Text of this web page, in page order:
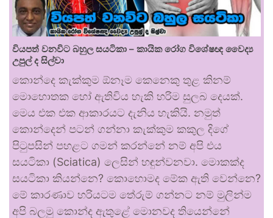
වියපත් වනවිට බහුල සයටිකා – කායික රෝග විශේෂඥ වෛද්‍ය
උපුල් ද සිල්වා
කොන්දෙ කැක්කුම ඕනෑම කෙනෙකු තුළ කිනම්
මොහොතක හෝ ඇතිවිය හැකි හරිම සුලබ දෙයක්.
මෙය එක එක ආකාරයට දැනිය හැකියි. නමුත්
කොන්දෙන් පටන් ගන්නා කැක්කුම කකුල දිගේ
පිටුපසින් පහළට ගමන් කරන්නේ නම් අපි එය
සයටිකා (Sciatica) ලෙසින් හඳුන්වනවා. මොකක්ද
සයටිකා කියන්නෙ? කොහොමද මේක ඇති වෙන්නෙ?
මේ කාරණාව හරියටම තේරුම් ගන්නට නම් මුලින්ම
අපි බලමු කොන්ද ඇතුළේ මොනවද තියෙන්නේ